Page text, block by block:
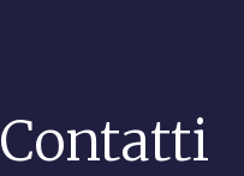
Contatti